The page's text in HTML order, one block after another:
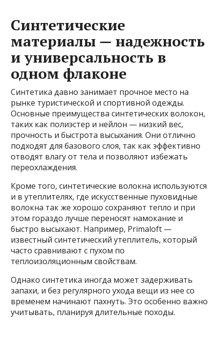
Синтетические
материалы — надежность
и универсальность в
одном флаконе
Синтетика давно занимает прочное место на
рынке туристической и спортивной одежды.
Основные преимущества синтетических волокон,
таких как полиэстер и нейлон — низкий вес,
прочность и быстрота высыхания. Они отлично
подходят для базового слоя, так как эффективно
отводят влагу от тела и позволяют избежать
переохлаждения.
Кроме того, синтетические волокна используются
и в утеплителях, где искусственные пуховидные
волокна так же хорошо сохраняют тепло и при
этом гораздо лучше переносят намокание и
быстро высыхают. Например, Primaloft —
известный синтетический утеплитель, который
часто сравнивают с пухом по
теплоизоляционным свойствам.
Однако синтетика иногда может задерживать
запахи, и без регулярного ухода вещи из нее со
временем начинают пахнуть. Это особенно важно
учитывать, планируя длительные походы.